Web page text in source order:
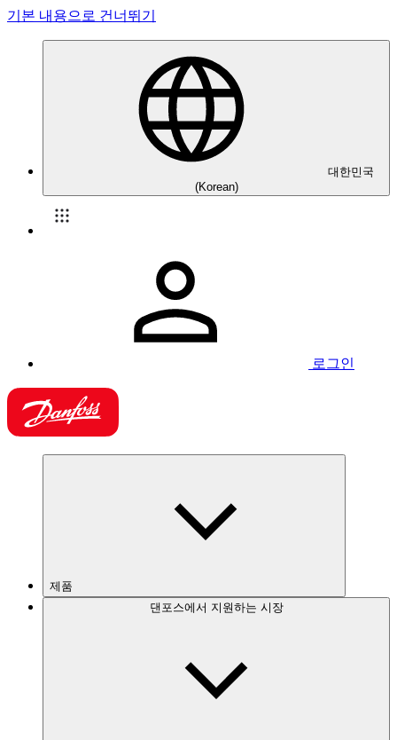
기본 내용으로 건너뛰기
대한민국
(Korean)
로그인
제품
댄포스에서 지원하는 시장